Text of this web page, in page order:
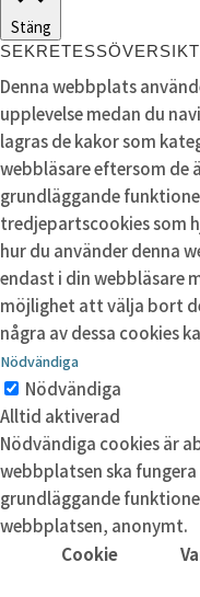
Stäng
SEKRETESSÖVERSIKT
Denna webbplats
upplevelse medan du
lagras de kakor som
webbläsare eftersom de
grundläggande
tredjepartscookies som
hur du använder denna
endast i din webbläsare
möjlighet att välja bort
några av dessa cookies
Nödvändiga
Nödvändiga
Alltid aktiverad
Nödvändiga cookies är
webbplatsen ska
grundläggande
webbplatsen, anonymt.
Cookie